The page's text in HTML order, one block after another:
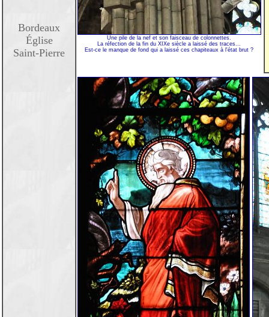
Bordeaux
Église
Saint-Pierre
Une pile de la nef et son faisceau de colonnettes.
La réfection de la fin du XIXe siècle a laissé des traces...
Est-ce le manque de fond qui a laissé ces chapiteaux à l'état brut ?